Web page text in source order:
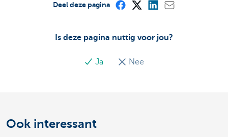
Is deze pagina nuttig voor jou?
Ja Nee
Deel deze pagina
Ook interessant